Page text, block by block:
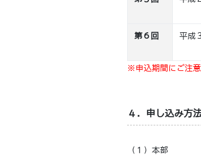
第６回 平成
※申込期間にご注意
４．申し込み方
（１）本部